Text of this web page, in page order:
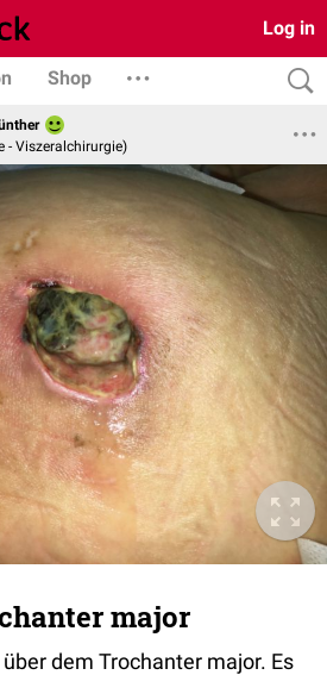
Log in
Shop
- Viszeralchirurgie)
major
dem Trochanter major. Es